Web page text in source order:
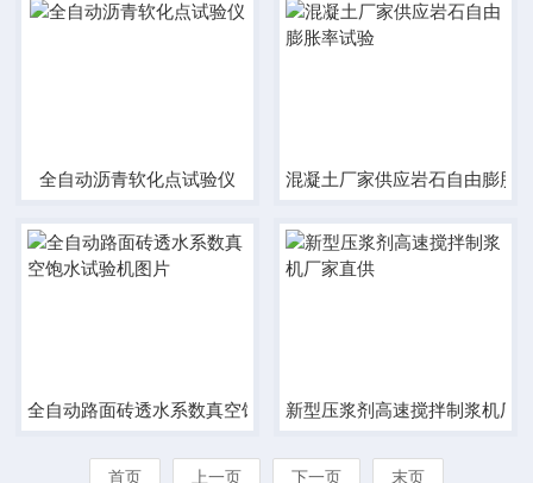
全自动沥青软化点试验仪 混凝土厂家供应岩石自由膨胀
全自动路面砖透水系数真空饱水试验机图片新型压浆剂高速搅拌制浆机厂
首页 上一页 下一页 末页